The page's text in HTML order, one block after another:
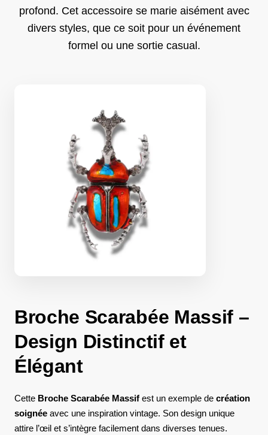
profond. Cet accessoire se marie aisément avec
divers styles, que ce soit pour un événement
formel ou une sortie casual.
Broche Scarabée Massif –
Design Distinctif et
Élégant
Cette Broche Scarabée Massif est un exemple de création
soignée avec une inspiration vintage. Son design unique
attire l’œil et s’intègre facilement dans diverses tenues.